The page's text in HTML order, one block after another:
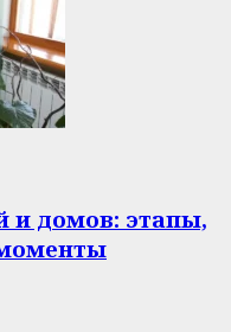
и домов: этапы,